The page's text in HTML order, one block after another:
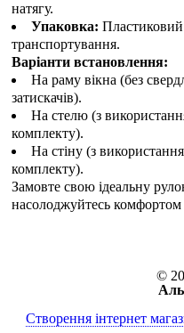
натягу.
Упаковка: Пластиковий
транспортування.
Варіанти встановлення:
На раму вікна (без
затискачів).
На стелю (з
комплекту).
На стіну (з
комплекту).
Замовте свою ідеальну
насолоджуйтесь
©
Створення інтернет